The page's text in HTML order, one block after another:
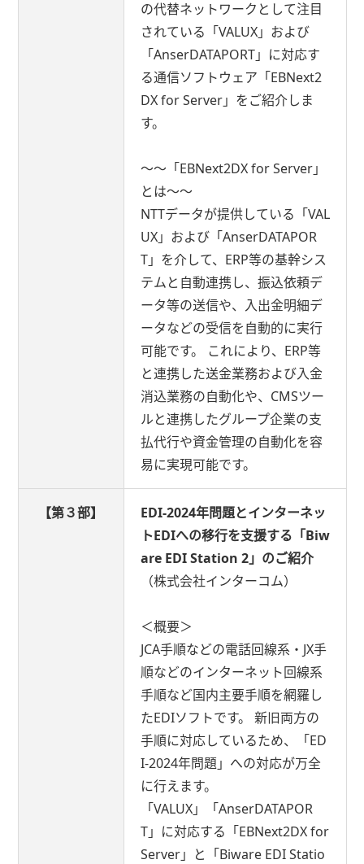
の代替ネットワークとして注目
されている「VALUX」および
「AnserDATAPORT」に対応す
る通信ソフトウェア「EBNext2
DX for Server」をご紹介しま
す。
～～「EBNext2DX for Server」
とは～～
NTTデータが提供している「VAL
UX」および「AnserDATAPOR
T」を介して、ERP等の基幹シス
テムと自動連携し、振込依頼デ
ータ等の送信や、入出金明細デ
ータなどの受信を自動的に実行
可能です。 これにより、ERP等
と連携した送金業務および入金
消込業務の自動化や、CMSツー
ルと連携したグループ企業の支
払代行や資金管理の自動化を容
易に実現可能です。
【第３部】
EDI-2024年問題とインターネッ
トEDIへの移行を支援する「Biw
are EDI Station 2」のご紹介
（株式会社インターコム）
＜概要＞
JCA手順などの電話回線系・JX手
順などのインターネット回線系
手順など国内主要手順を網羅し
たEDIソフトです。 新旧両方の
手順に対応しているため、「ED
I-2024年問題」への対応が万全
に行えます。
「VALUX」「AnserDATAPOR
T」に対応する「EBNext2DX for
Server」と「Biware EDI Statio